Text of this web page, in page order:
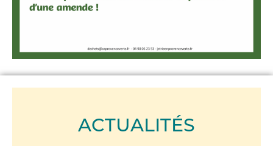
ACTUALITÉS